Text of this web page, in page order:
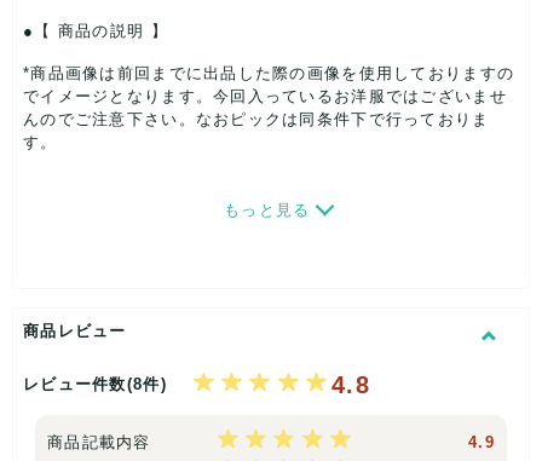
【 商品の説明 】
*商品画像は前回までに出品した際の画像を使用しておりますの
でイメージとなります。今回入っているお洋服ではございませ
んのでご注意下さい。なおピックは同条件下で行っておりま
す。
*色んなタイプ、形、デザインの淡色 カフェコーデ 淡民 のお洋
ど、彩度が低く柔らかい「淡い色」で統一されたファッション
もっと見る
商品レビュー
レビュー件数(8件) 4.8
商品記載内容 4.9